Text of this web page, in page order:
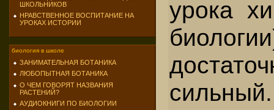
ШКОЛЬНИКОВ
НРАВСТВЕННОЕ ВОСПИТАНИЕ НА
УРОКАХ ИСТОРИИ
биология в школе
ЗАНИМАТЕЛЬНАЯ БОТАНИКА
ЛЮБОПЫТНАЯ БОТАНИКА
О ЧЕМ ГОВОРЯТ НАЗВАНИЯ
РАСТЕНИЙ?
АУДИОКНИГИ ПО БИОЛОГИИ
урока
сильный.